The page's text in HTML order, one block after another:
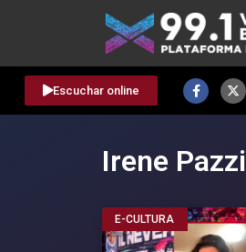
Escuchar online
Irene Pazzi
E-CULTURA